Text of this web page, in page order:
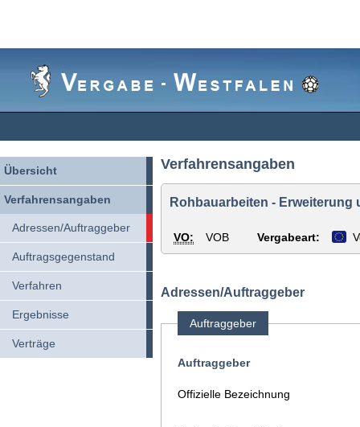
Übersicht
Verfahrensangaben
Adressen/Auftraggeber
Auftragsgegenstand
Verfahren
Ergebnisse
Verträge
Verfahrensangaben
Rohbauarbeiten -
VO: VOB Vergabeart:
Adressen/Auftraggeber
Auftraggeber
Auftraggeber
Offizielle Bezeichnung